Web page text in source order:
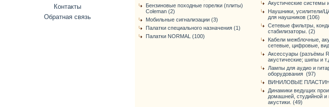
Контакты
Обратная связь
Бензиновые походные горелки (плиты)
Coleman (2)
Мобильные сигнализации (3)
Палатки специального назначения (1)
Палатки NORMAL (100)
Акустические системы
Наушники, усилители/
для наушников (106)
Сетевые фильтры,
стабилизаторы. (2)
Кабели межблочные,
сетевые, цифровые,
Аксессуары (разъёмы
акустические; шипы и
Лампы для аудио и
оборудования (97)
ВИНИЛОВЫЕ
Динамики ведущих
домашней, студийной и
акустики. (49)